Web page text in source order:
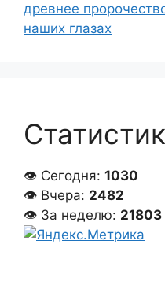
древнее
наших глазах
👁 Сегодня: 1030
👁 Вчера: 2482
👁 За неделю: 21803